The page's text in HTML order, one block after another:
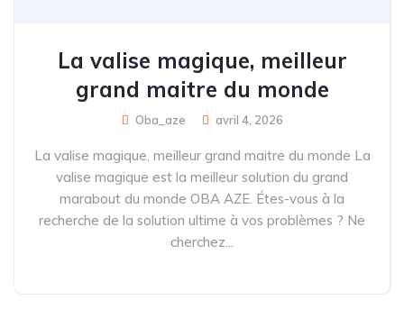
La valise magique, meilleur
grand maitre du monde
Oba_aze avril 4, 2026
La valise magique, meilleur grand maitre du monde La
valise magique est la meilleur solution du grand
marabout du monde OBA AZE. Étes-vous à la
recherche de la solution ultime à vos problèmes ? Ne
cherchez...